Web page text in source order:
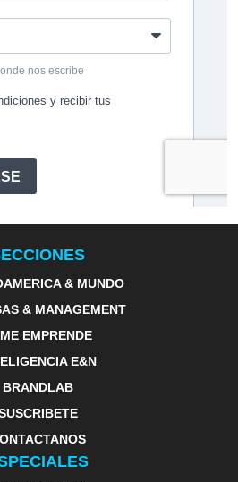
& MUNDO
& MANAGEMENT
EMPRENDE
E&N
BRANDLAB